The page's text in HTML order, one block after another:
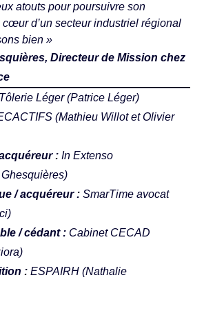
atouts pour poursuivre son
d’un secteur industriel régional
bien »
Directeur de Mission chez
Tôlerie Léger (Patrice Léger)
(Mathieu Willot et Olivier
: In Extenso
)
/ acquéreur : SmarTime avocat
/ cédant : Cabinet CECAD
: ESPAIRH (Nathalie